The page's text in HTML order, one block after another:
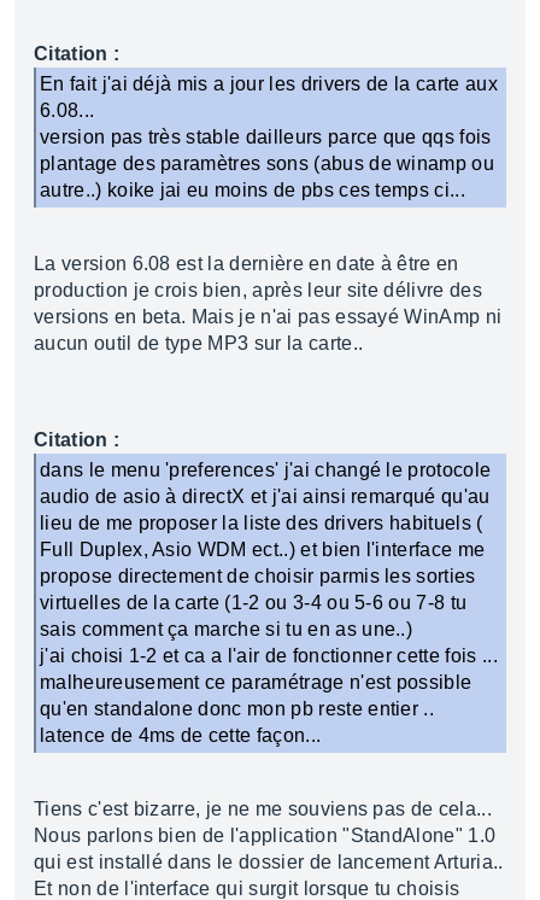
Citation :
En fait j'ai déjà mis a jour les drivers de la carte aux
6.08...
version pas très stable dailleurs parce que qqs fois
plantage des paramètres sons (abus de winamp ou
autre..) koike jai eu moins de pbs ces temps ci...
La version 6.08 est la dernière en date à être en
production je crois bien, après leur site délivre des
versions en beta. Mais je n'ai pas essayé WinAmp ni
aucun outil de type MP3 sur la carte..
Citation :
dans le menu 'preferences' j'ai changé le protocole
audio de asio à directX et j'ai ainsi remarqué qu'au
lieu de me proposer la liste des drivers habituels (
Full Duplex, Asio WDM ect..) et bien l'interface me
propose directement de choisir parmis les sorties
virtuelles de la carte (1-2 ou 3-4 ou 5-6 ou 7-8 tu
sais comment ça marche si tu en as une..)
j'ai choisi 1-2 et ca a l'air de fonctionner cette fois ...
malheureusement ce paramétrage n'est possible
qu'en standalone donc mon pb reste entier ..
latence de 4ms de cette façon...
Tiens c'est bizarre, je ne me souviens pas de cela...
Nous parlons bien de l'application "StandAlone" 1.0
qui est installé dans le dossier de lancement Arturia..
Et non de l'interface qui surgit lorsque tu choisis